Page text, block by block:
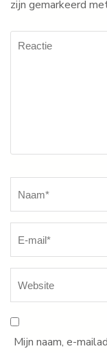
zijn gemarkeerd
Reactie
Mijn naam, e-